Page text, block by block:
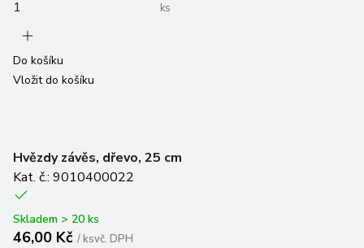
ks
Do košíku
Vložit do košíku
Hvězdy závěs, dřevo, 25 cm
Kat. č.: 9010400022
Skladem > 20 ks
46,00 Kč /ksvč. DPH